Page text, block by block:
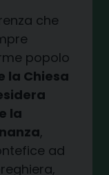
che
popolo
la Chiesa
la
,
ad